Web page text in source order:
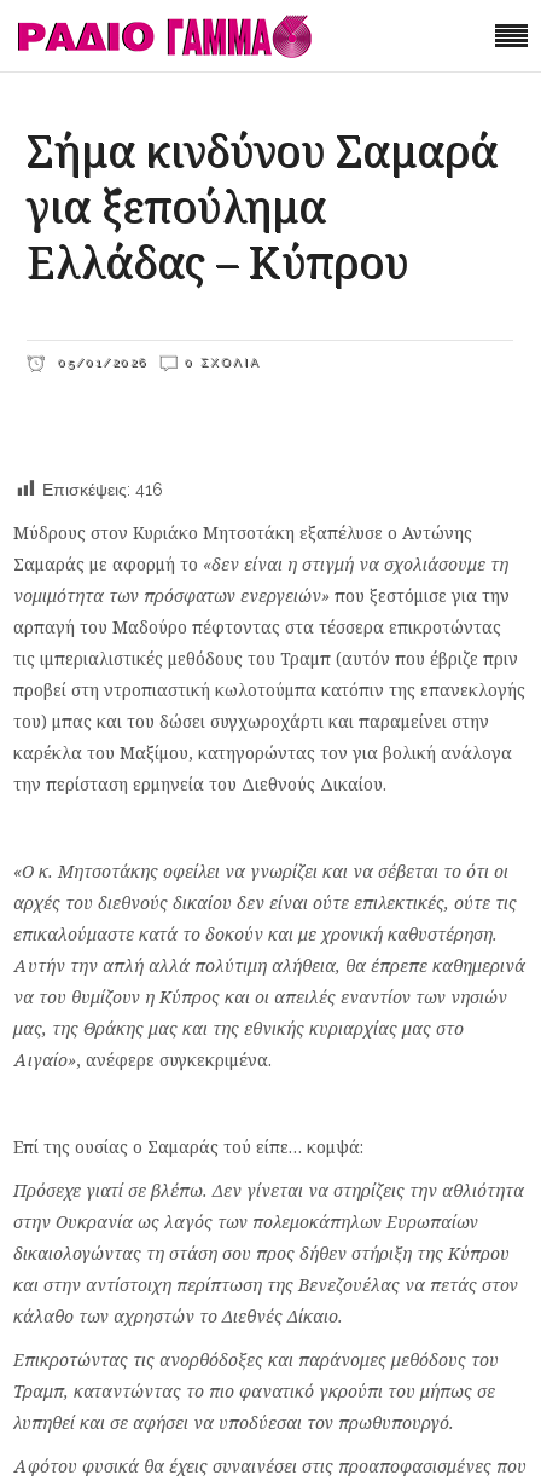
Σήμα κινδύνου Σαμαρά
για ξεπούλημα
Ελλάδας – Κύπρου
05/01/2026 0 ΣΧΌΛΙΑ
Επισκέψεις: 416
Μύδρους στον Κυριάκο Μητσοτάκη εξαπέλυσε ο Αντώνης
Σαμαράς με αφορμή το «δεν είναι η στιγμή να σχολιάσουμε τη
νομιμότητα των πρόσφατων ενεργειών» που ξεστόμισε για την
αρπαγή του Μαδούρο πέφτοντας στα τέσσερα επικροτώντας
τις ιμπεριαλιστικές μεθόδους του Τραμπ (αυτόν που έβριζε πριν
προβεί στη ντροπιαστική κωλοτούμπα κατόπιν της επανεκλογής
του) μπας και του δώσει συγχωροχάρτι και παραμείνει στην
καρέκλα του Μαξίμου, κατηγορώντας τον για βολική ανάλογα
την περίσταση ερμηνεία του Διεθνούς Δικαίου.
«Ο κ. Μητσοτάκης οφείλει να γνωρίζει και να σέβεται το ότι οι
αρχές του διεθνούς δικαίου δεν είναι ούτε επιλεκτικές, ούτε τις
επικαλούμαστε κατά το δοκούν και με χρονική καθυστέρηση.
Αυτήν την απλή αλλά πολύτιμη αλήθεια, θα έπρεπε καθημερινά
να του θυμίζουν η Κύπρος και οι απειλές εναντίον των νησιών
μας, της Θράκης μας και της εθνικής κυριαρχίας μας στο
Αιγαίο», ανέφερε συγκεκριμένα.
Επί της ουσίας ο Σαμαράς τού είπε… κομψά:
Πρόσεχε γιατί σε βλέπω. Δεν γίνεται να στηρίζεις την αθλιότητα
στην Ουκρανία ως λαγός των πολεμοκάπηλων Ευρωπαίων
δικαιολογώντας τη στάση σου προς δήθεν στήριξη της Κύπρου
και στην αντίστοιχη περίπτωση της Βενεζουέλας να πετάς στον
κάλαθο των αχρηστών το Διεθνές Δίκαιο.
Επικροτώντας τις ανορθόδοξες και παράνομες μεθόδους του
Τραμπ, καταντώντας το πιο φανατικό γκρούπι του μήπως σε
λυπηθεί και σε αφήσει να υποδύεσαι τον πρωθυπουργό.
Αφότου φυσικά θα έχεις συναινέσει στις προαποφασισμένες που